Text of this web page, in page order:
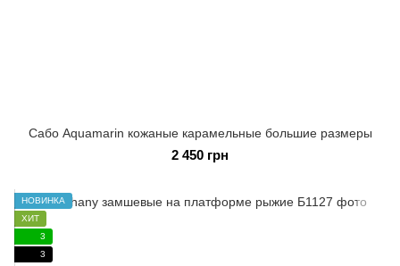
Сабо Aquamarin кожаные карамельные большие размеры
2 450 грн
НОВИНКА
ХИТ
3
3